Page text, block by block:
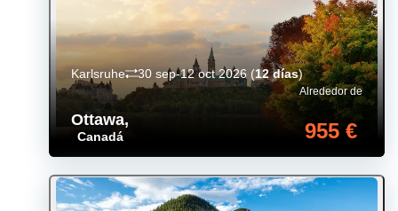
Ottawa,
Canadá
Alrededor de
955 €
Karlsruhe 30 sep-12 oct 2026 (12 días)